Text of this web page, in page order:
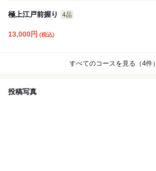
極上江戸前握り 4品
13,000円 (税込)
すべてのコースを見る（4件）
投稿写真